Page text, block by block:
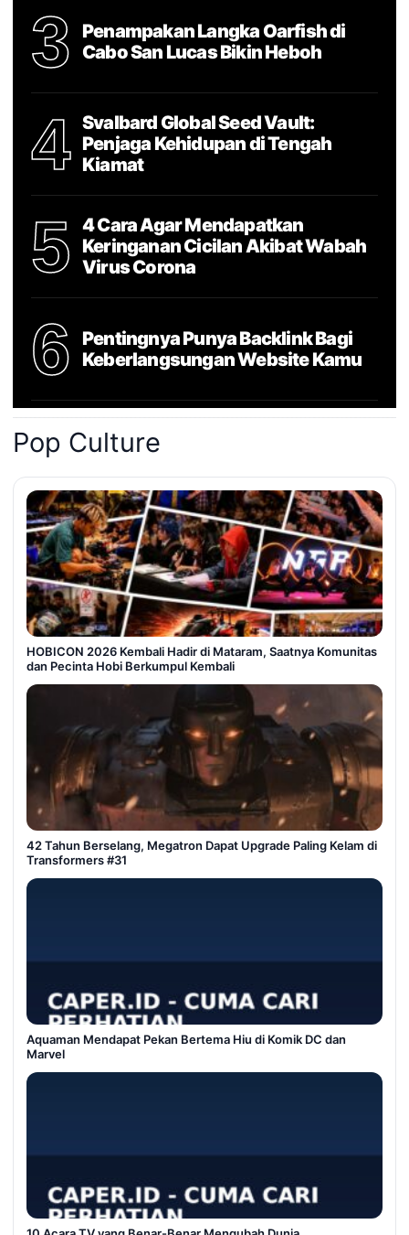
3
Penampakan Langka Oarfish di
Cabo San Lucas Bikin Heboh
4
Svalbard Global Seed Vault:
Penjaga Kehidupan di Tengah
Kiamat
5
4 Cara Agar Mendapatkan
Keringanan Cicilan Akibat Wabah
Virus Corona
6
Pentingnya Punya Backlink Bagi
Keberlangsungan Website Kamu
Pop Culture
HOBICON 2026 Kembali Hadir di Mataram, Saatnya Komunitas
dan Pecinta Hobi Berkumpul Kembali
42 Tahun Berselang, Megatron Dapat Upgrade Paling Kelam di
Transformers #31
Aquaman Mendapat Pekan Bertema Hiu di Komik DC dan
Marvel